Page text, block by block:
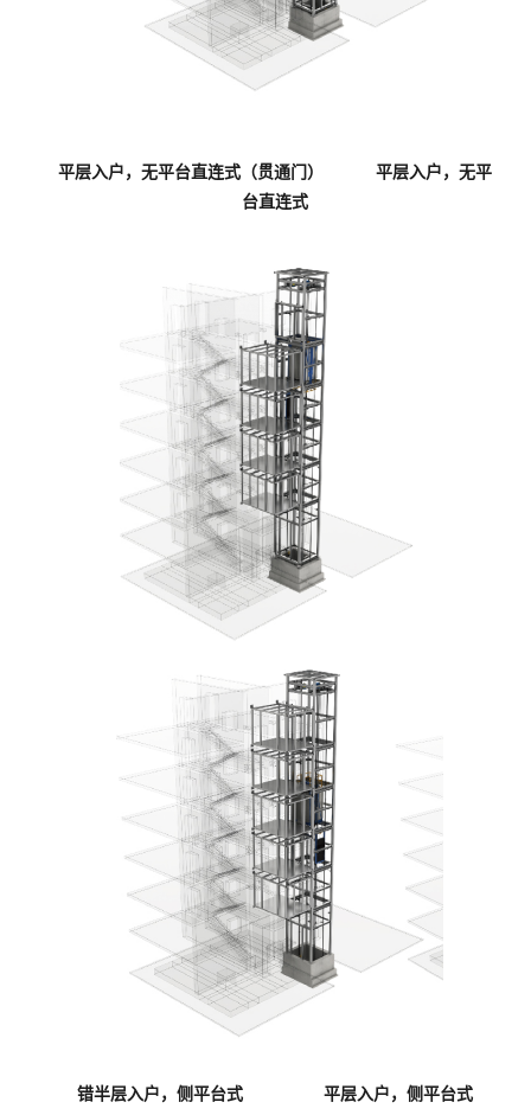
平层入户，无平台直连式（贯通门）
平层入户，无平
台直连式
错半层入户，侧平台式 平层入户，侧平台式